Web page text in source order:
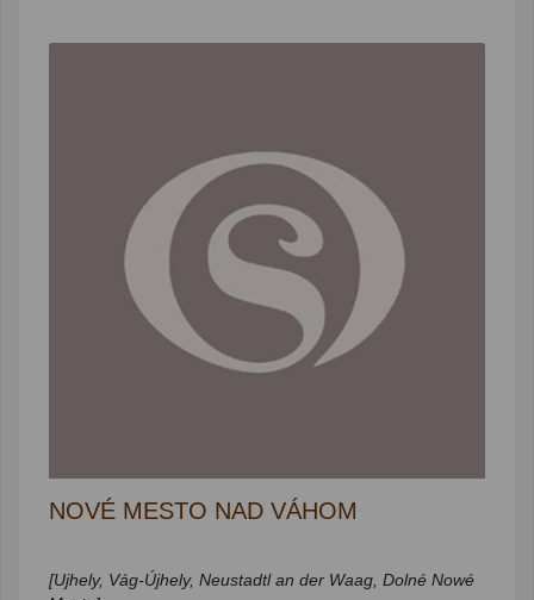
NOVÉ MESTO NAD VÁHOM
[Ujhely, Vág-Újhely, Neustadtl an der Waag, Dolné Nowé